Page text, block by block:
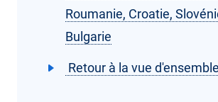
Roumanie, Croatie,
Bulgarie
Retour à la vue d'ensemble